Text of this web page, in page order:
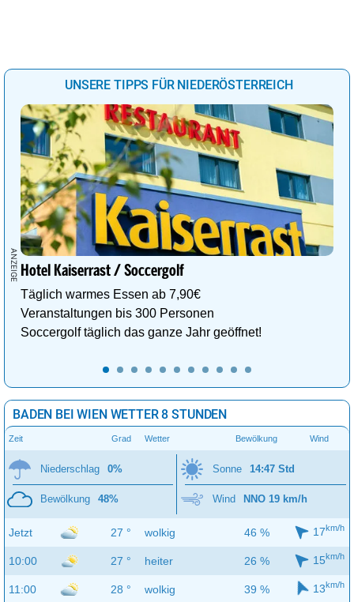
UNSERE TIPPS FÜR NIEDERÖSTERREICH
Hotel Kaiserrast / Soccergolf
Täglich warmes Essen ab 7,90€
Veranstaltungen bis 300 Personen
Soccergolf täglich das ganze Jahr geöffnet!
BADEN BEI WIEN WETTER 8 STUNDEN
Zeit Grad Wetter Bewölkung Wind
Niederschlag 0%
Bewölkung 48%
Sonne 14:47 Std
Wind NNO 19 km/h
Jetzt 27 ° wolkig 46 % 17km/h
10:00 27 ° heiter 26 % 15km/h
11:00 28 ° wolkig 39 % 13km/h